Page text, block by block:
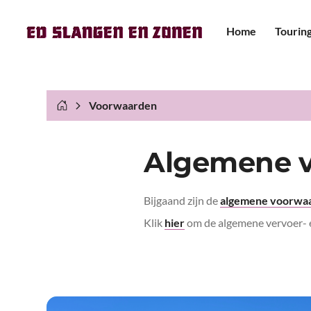
Home
Voorwaarden
Algemene
Bijgaand zijn dealgemene
Klik hierom de algemene